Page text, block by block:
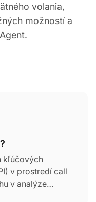
volania,
možností a
kľúčových
v prostredí call
v analýze